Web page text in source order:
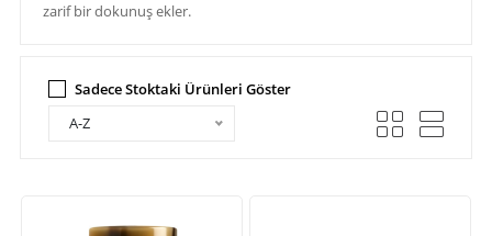
zarif bir dokunuş ekler.
Sadece Stoktaki Ürünleri Göster
A-Z